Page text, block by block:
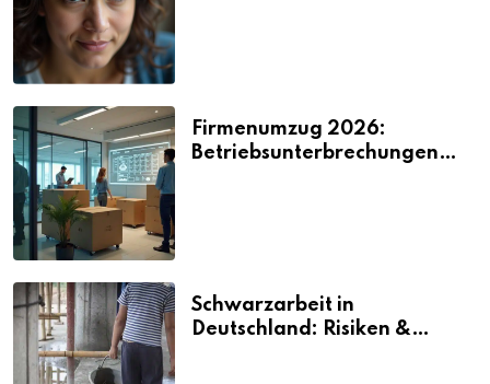
Firmenumzug 2026:
Betriebsunterbrechungen
Schwarzarbeit in
Deutschland: Risiken &